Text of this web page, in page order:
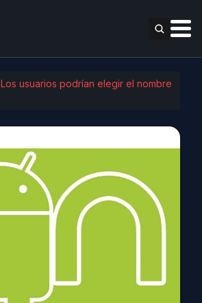
Los usuarios podrían elegir el nombre